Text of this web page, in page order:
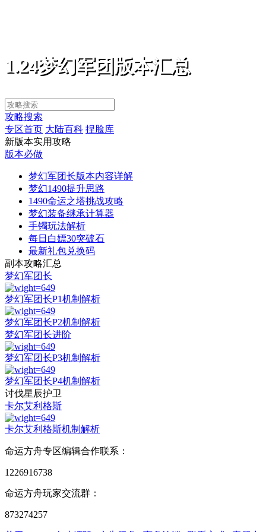
1.24梦幻军团版本汇总
攻略搜索
专区首页 大陆百科 捏脸库
新版本实用攻略
版本必做
梦幻军团长版本内容详解
梦幻1490提升思路
1490命运之塔挑战攻略
梦幻装备继承计算器
手镯玩法解析
每日白嫖30突破石
最新礼包兑换码
副本攻略汇总
梦幻军团长
梦幻军团长P1机制解析
梦幻军团长P2机制解析
梦幻军团长进阶
梦幻军团长P3机制解析
梦幻军团长P4机制解析
讨伐星辰护卫
卡尔艾利格斯
卡尔艾利格斯机制解析
命运方舟专区编辑合作联系：
1226916738
命运方舟玩家交流群：
873274257